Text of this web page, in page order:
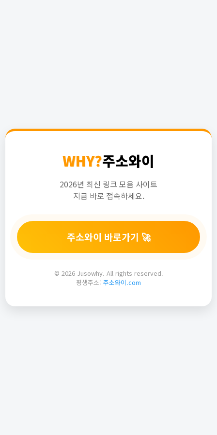
WHY?주소와이
2026년 최신 링크 모음 사이트
지금 바로 접속하세요.
주소와이 바로가기 🚀
© 2026 Jusowhy. All rights reserved.
평생주소: 주소와이.com